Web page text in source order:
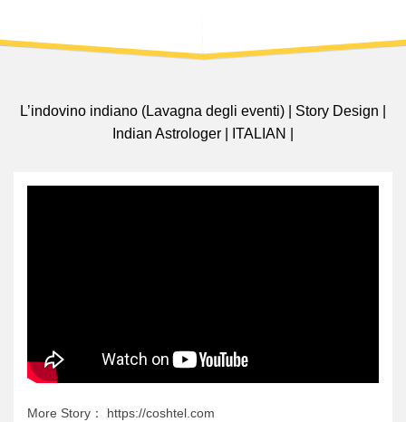
L’indovino indiano (Lavagna degli eventi) | Story Design |
Indian Astrologer | ITALIAN |
More Story： https://coshtel.com